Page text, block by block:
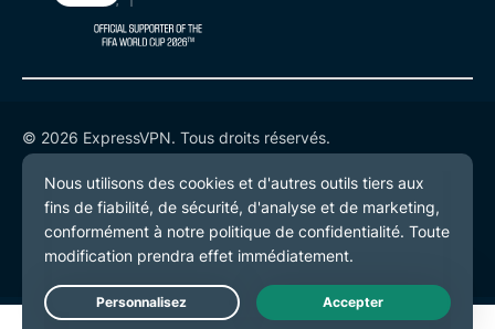
© 2026 ExpressVPN. Tous droits réservés.
Politique de confidentialité
Conditions de service
Préférences de cookies
Live Chat